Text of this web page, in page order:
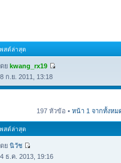
สต์ล่าสุด
ยkwang_rx19
ก.ย. 2011, 13:18
197 หัวข้อ • หน้า 1 จากทั้งห
สต์ล่าสุด
ยนิวัช
ธ.ค. 2013, 19:16